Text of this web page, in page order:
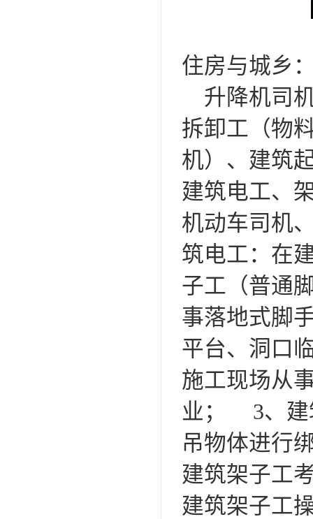
住房与城乡
升降机司
拆卸工（物
机）、建筑
建筑电工、
机动车司机
筑电工：在
子工（普通
事落地式脚
平台、洞口
施工现场从
业； 3、建
吊物体进行
建筑架子工
建筑架子工